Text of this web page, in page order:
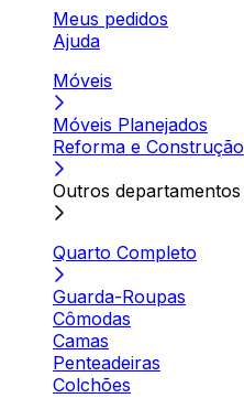
Meus pedidos
Ajuda
Móveis
Móveis Planejados
Reforma e Construção
Outros departamentos
Quarto Completo
Guarda-Roupas
Cômodas
Camas
Penteadeiras
Colchões